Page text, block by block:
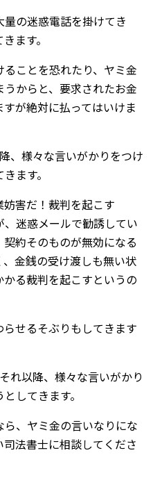
の迷惑電話を掛けてき
ます。
ことを恐れたり、ヤミ金
からと、要求されたお金
が絶対に払ってはいけま
、様々な言いがかりをつけ
ます。
害だ！裁判を起こす
迷惑メールで勧誘してい
約そのものが無効になる
金銭の受け渡しも無い状
る裁判を起こすというの
せるそぶりもしてきます
れ以降、様々な言いがかり
してきます。
、ヤミ金の言いなりにな
法書士に相談してくださ